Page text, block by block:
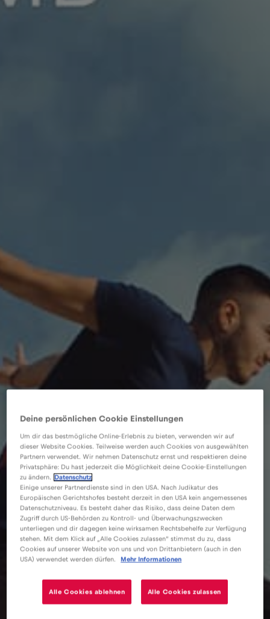
Deine persönlichen Cookie Einstellungen
Um dir das bestmögliche Online-Erlebnis zu bieten, verwenden wir auf
dieser Website Cookies. Teilweise werden auch Cookies von ausgewählten
Partnern verwendet. Wir nehmen Datenschutz ernst und respektieren deine
Privatsphäre: Du hast jederzeit die Möglichkeit deine Cookie-Einstellungen
zu ändern.
Datenschutz
Einige unserer Partnerdienste sind in den USA. Nach Judikatur des
Europäischen Gerichtshofes besteht derzeit in den USA kein angemessenes
Datenschutzniveau. Es besteht daher das Risiko, dass deine Daten dem
Zugriff durch US-Behörden zu Kontroll- und Überwachungszwecken
unterliegen und dir dagegen keine wirksamen Rechtsbehelfe zur Verfügung
stehen. Mit dem Klick auf „Alle Cookies zulassen“ stimmst du zu, dass
Cookies auf unserer Website von uns und von Drittanbietern (auch in den
USA) verwendet werden dürfen.
Mehr Informationen
Alle Cookies ablehnen Alle Cookies zulassen